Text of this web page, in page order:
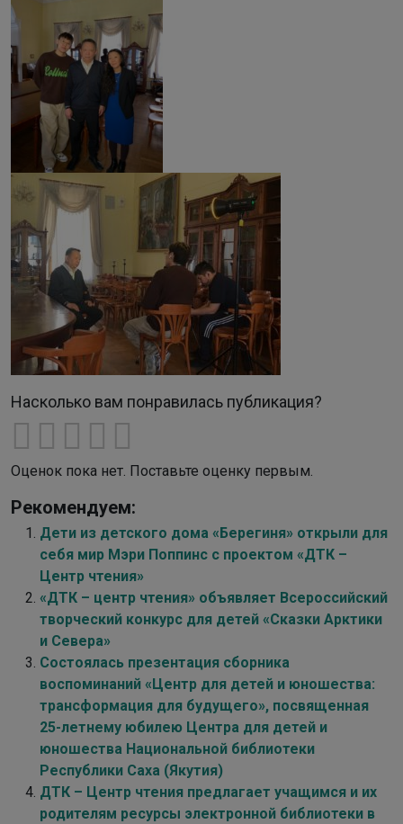
Насколько вам понравилась публикация?
Оценок пока нет. Поставьте оценку первым.
Рекомендуем:
Дети из детского дома «Берегиня» открыли для
себя мир Мэри Поппинс с проектом «ДТК –
Центр чтения»
«ДТК – центр чтения» объявляет Всероссийский
творческий конкурс для детей «Сказки Арктики
и Севера»
Состоялась презентация сборника
воспоминаний «Центр для детей и юношества:
трансформация для будущего», посвященная
25-летнему юбилею Центра для детей и
юношества Национальной библиотеки
Республики Саха (Якутия)
ДТК – Центр чтения предлагает учащимся и их
родителям ресурсы электронной библиотеки в